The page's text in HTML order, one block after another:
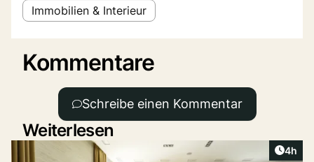
Immobilien & Interieur
Kommentare
Schreibe einen Kommentar
Weiterlesen
4h